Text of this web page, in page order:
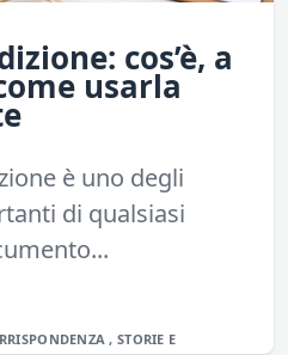
cos’è, a
usarla
è uno degli
di qualsiasi
,STORIE E